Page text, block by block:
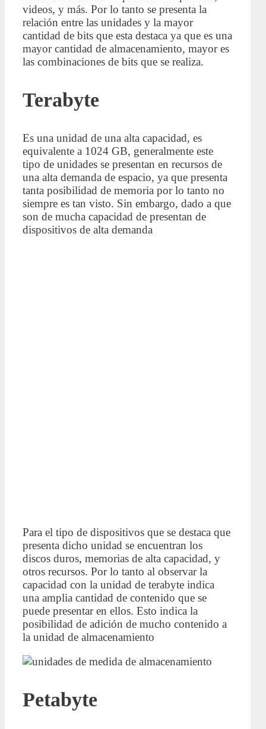
videos, y más. Por lo tanto se presenta la
relación entre las unidades y la mayor
cantidad de bits que esta destaca ya que es una
mayor cantidad de almacenamiento, mayor es
las combinaciones de bits que se realiza.
Terabyte
Es una unidad de una alta capacidad, es
equivalente a 1024 GB, generalmente este
tipo de unidades se presentan en recursos de
una alta demanda de espacio, ya que presenta
tanta posibilidad de memoria por lo tanto no
siempre es tan visto. Sin embargo, dado a que
son de mucha capacidad de presentan de
dispositivos de alta demanda
Para el tipo de dispositivos que se destaca que
presenta dicho unidad se encuentran los
discos duros, memorias de alta capacidad, y
otros recursos. Por lo tanto al observar la
capacidad con la unidad de terabyte indica
una amplia cantidad de contenido que se
puede presentar en ellos. Esto indica la
posibilidad de adición de mucho contenido a
la unidad de almacenamiento
Petabyte